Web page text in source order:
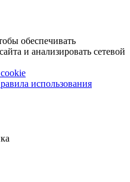
обеспечивать
и анализировать сетевой
использования